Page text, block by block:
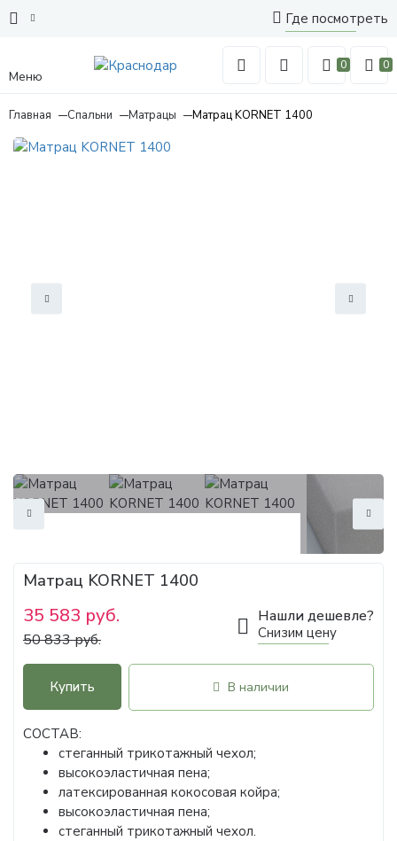
Где посмотреть
Меню
0 0
Главная Спальни Матрацы Матрац KORNET 1400
Матрац KORNET 1400
35 583 руб.
50 833 руб.
Нашли дешевле?
Снизим цену
Купить В наличии
СОСТАВ:
стеганный трикотажный чехол;
высокоэластичная пена;
латексированная кокосовая койра;
высокоэластичная пена;
стеганный трикотажный чехол.